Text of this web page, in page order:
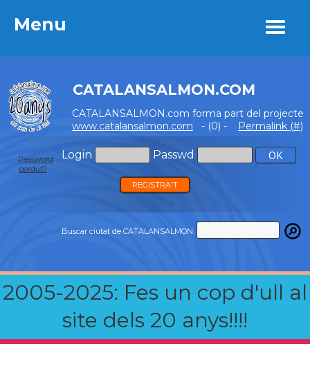
Menu
CATALANSALMON.COM
CATALANSALMON.com forma part del projecte
www.catalansalmon.com - (0) - Permalink (#)
Login Passwd
Password
perdut?
REGISTRA'T
Buscar ciutat de CATALANSALMON:
2005-2025: Fes un cop d'ull al
site dels 20 anys!!!!
Menu